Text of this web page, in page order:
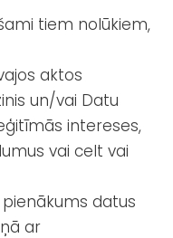
tiem nolūkiem,
aktos
un/vai Datu
intereses,
vai celt vai
pienākums datus
ar